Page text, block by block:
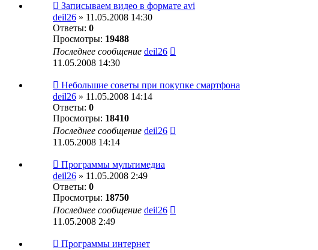
Записываем видео в формате avi
deil26 » 11.05.2008 14:30
Ответы: 0
Просмотры: 19488
Последнее сообщение deil26
11.05.2008 14:30
Небольшие советы при покупке смартфона
deil26 » 11.05.2008 14:14
Ответы: 0
Просмотры: 18410
Последнее сообщение deil26
11.05.2008 14:14
Программы мультимедиа
deil26 » 11.05.2008 2:49
Ответы: 0
Просмотры: 18750
Последнее сообщение deil26
11.05.2008 2:49
Программы интернет